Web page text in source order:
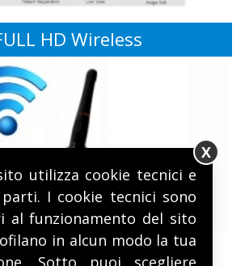
HD Wireless
utilizza cookie tecnici e
I cookie tecnici sono
al funzionamento del sito
in alcun modo la tua
X